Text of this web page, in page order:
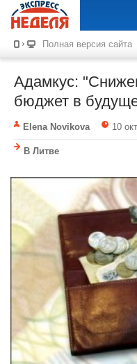
Полная версия сайта
Адамкус:
бюджет в
Elena Novikova 10
В Литве